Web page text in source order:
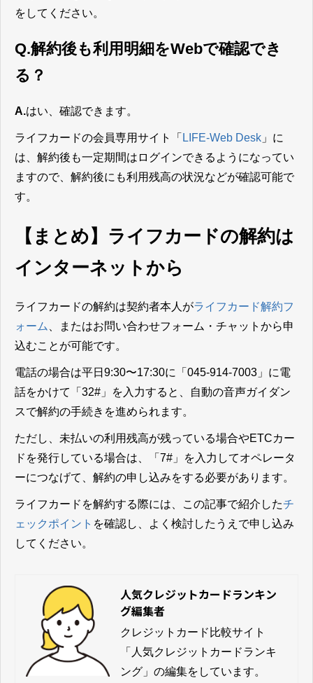
をしてください。
Q.解約後も利用明細をWebで確認でき
る？
A.はい、確認できます。
ライフカードの会員専用サイト「 LIFE-Web Desk 」に
は、解約後も一定期間はログインできるようになってい
ますので、解約後にも利用残高の状況などが確認可能で
す。
【まとめ】ライフカードの解約は
インターネットから
ライフカードの解約は契約者本人がライフカード解約フ
ォーム、またはお問い合わせフォーム・チャットから申
込むことが可能です。
電話の場合は平日9:30〜17:30に「045-914-7003」に電
話をかけて「32#」を入力すると、自動の音声ガイダン
スで解約の手続きを進められます。
ただし、未払いの利用残高が残っている場合やETCカー
ドを発行している場合は、「7#」を入力してオペレータ
ーにつなげて、解約の申し込みをする必要があります。
ライフカードを解約する際には、この記事で紹介したチ
ェックポイント を確認し、よく検討したうえで申し込み
してください。
人気クレジットカードランキン
グ編集者
クレジットカード比較サイト
「人気クレジットカードランキ
ング」の編集をしています。